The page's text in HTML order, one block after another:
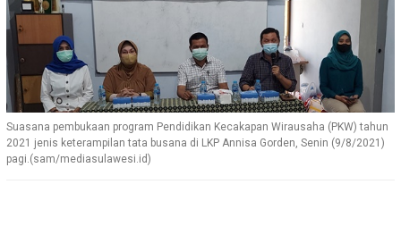
Suasana pembukaan program Pendidikan Kecakapan Wirausaha (PKW) tahun
2021 jenis keterampilan tata busana di LKP Annisa Gorden, Senin (9/8/2021)
pagi.(sam/mediasulawesi.id)